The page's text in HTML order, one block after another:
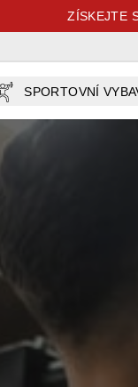
ZÍSKEJTE
SPORTOVNÍ